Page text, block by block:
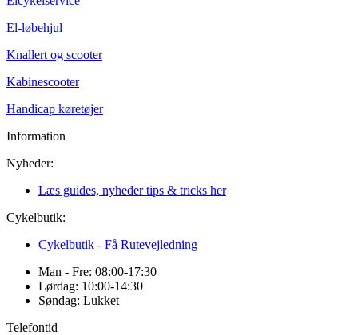
El-løbehjul
Knallert og scooter
Kabinescooter
Handicap køretøjer
Information
Nyheder:
Læs guides, nyheder tips & tricks her
Cykelbutik:
Cykelbutik - Få Rutevejledning
Man - Fre: 08:00-17:30
Lørdag: 10:00-14:30
Søndag: Lukket
Telefontid